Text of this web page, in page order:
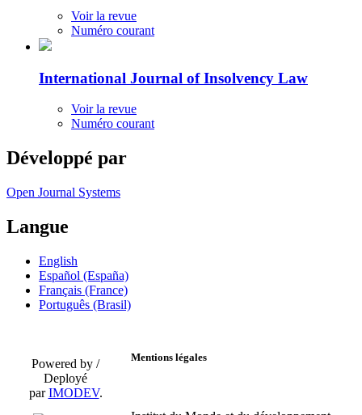
Voir la revue
Numéro courant
International Journal of Insolvency Law
Voir la revue
Numéro courant
Développé par
Open Journal Systems
Langue
English
Español (España)
Français (France)
Português (Brasil)
Powered by /
Deployé
parIMODEV.
Mentions légales